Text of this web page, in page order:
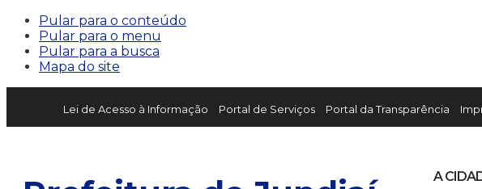
Pular para o conteúdo
Pular para o menu
Pular para a busca
Mapa do site
Lei de Acesso à Informação Portal de Serviços Portal da Transparência
A